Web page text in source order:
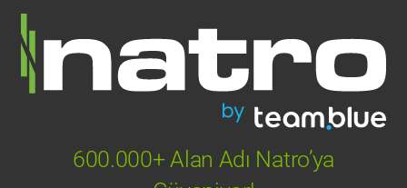
600.000+ Alan Adı Natro’ya